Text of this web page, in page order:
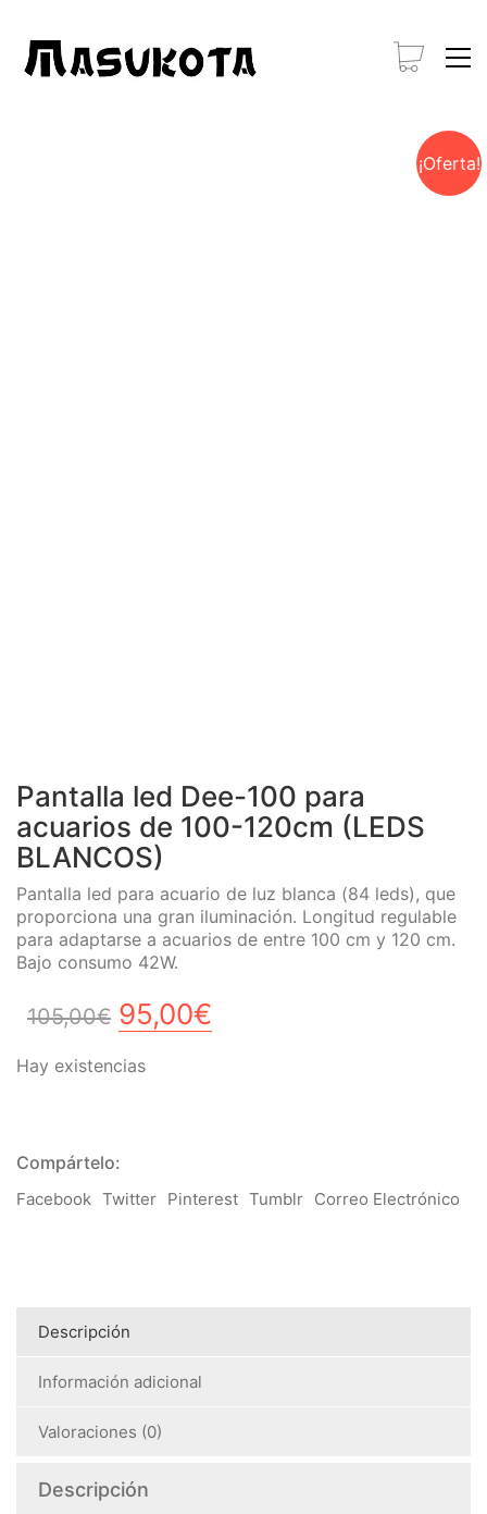
¡Oferta!
Pantalla led Dee-100 para
acuarios de 100-120cm (LEDS
BLANCOS)
Pantalla led para acuario de luz blanca (84 leds), que
proporciona una gran iluminación. Longitud regulable
para adaptarse a acuarios de entre 100 cm y 120 cm.
Bajo consumo 42W.
105,00€ El
original
105,00€.
95,00€
Hay existencias
Compártelo:
Facebook Twitter Pinterest Tumblr Correo Electrónico
Descripción
Información adicional
Valoraciones (0)
Descripción